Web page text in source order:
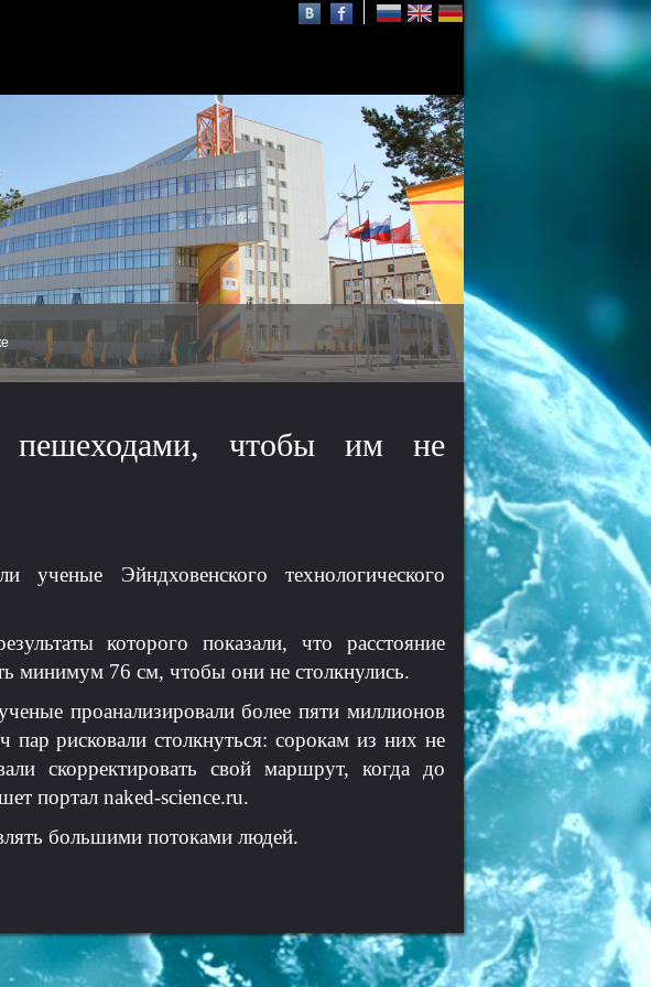
Осаму Шимомура
нобелевский лауреат,
почётный профессор СФУ
пешеходами, чтобы им не
Эйндховенского технологического
которого показали, что расстояние
минимум 76 см, чтобы они не столкнулись.
проанализировали более пяти миллионов
рисковали столкнуться: сорокам из них не
скорректировать свой маршрут, когда до
портал naked-science.ru.
большими потоками людей.